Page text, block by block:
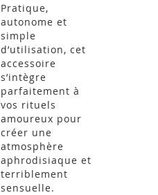
Pratique,
autonome et
simple
d’utilisation, cet
accessoire
s’intègre
parfaitement à
vos rituels
amoureux pour
créer une
atmosphère
aphrodisiaque et
terriblement
sensuelle.